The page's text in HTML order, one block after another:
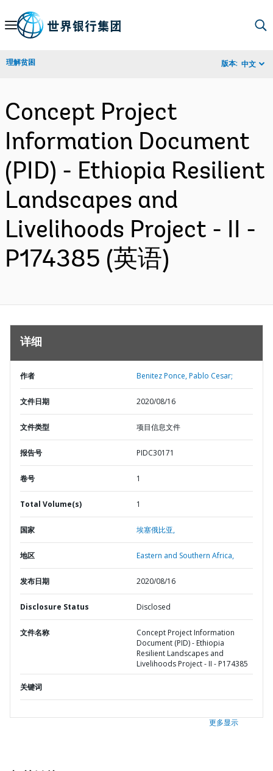
Skip
Navigation
理解贫困 版本: 中文
Concept Project
Information Document
(PID) - Ethiopia Resilient
Landscapes and
Livelihoods Project - II -
P174385 (英语)
详细
作者 Benitez Ponce, Pablo Cesar;
文件日期 2020/08/16
文件类型 项目信息文件
报告号 PIDC30171
卷号 1
Total Volume(s) 1
国家 埃塞俄比亚,
地区 Eastern and Southern Africa,
发布日期 2020/08/16
Disclosure Status Disclosed
文件名称
Concept Project Information
Document (PID) - Ethiopia
Resilient Landscapes and
Livelihoods Project - II - P174385
关键词
更多显示